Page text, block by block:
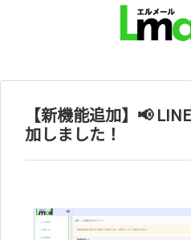
【新機能追加】📢
加しました！